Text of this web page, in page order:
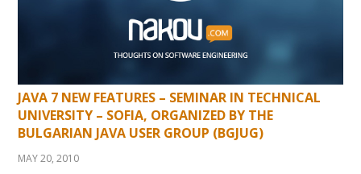
JAVA 7 NEW FEATURES – SEMINAR IN TECHNICAL
UNIVERSITY – SOFIA, ORGANIZED BY THE
BULGARIAN JAVA USER GROUP (BGJUG)
MAY 20, 2010